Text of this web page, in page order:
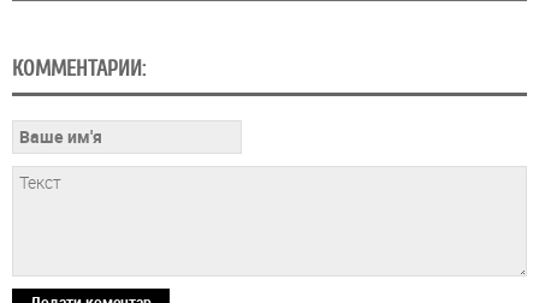
КОММЕНТАРИИ: